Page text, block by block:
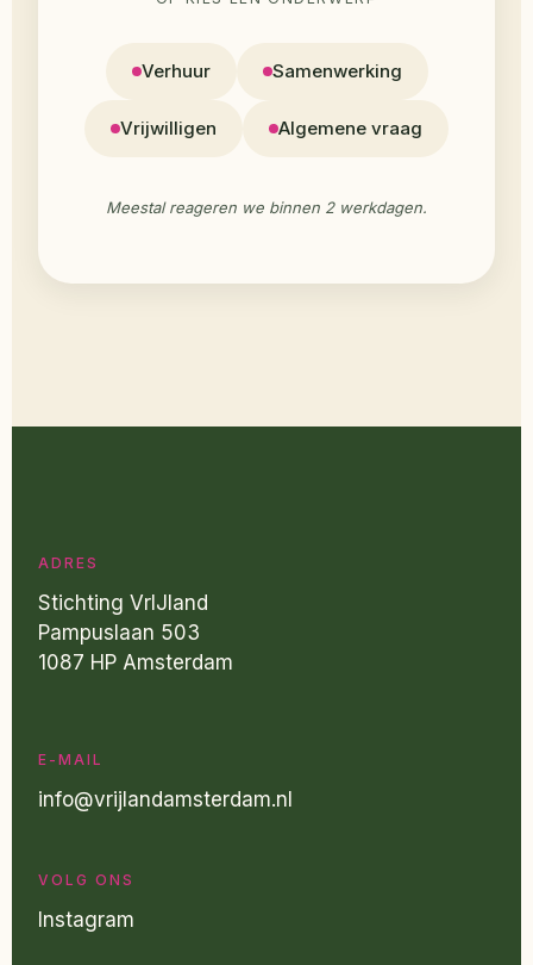
Verhuur Samenwerking
Vrijwilligen Algemene vraag
Meestal reageren we binnen 2 werkdagen.
ADRES
Stichting VrIJland
Pampuslaan 503
1087 HP Amsterdam
E-MAIL
info@vrijlandamsterdam.nl
VOLG ONS
Instagram